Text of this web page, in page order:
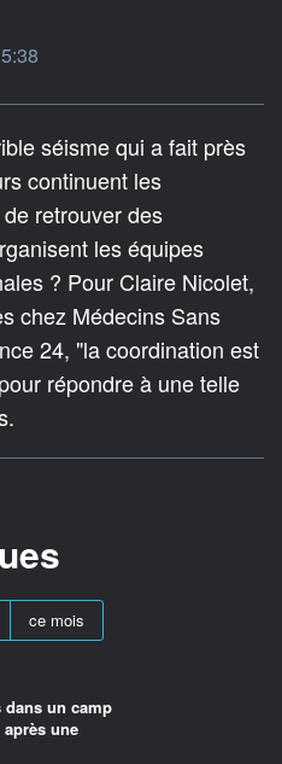
séisme qui a fait près
continuent les
retrouver des
les équipes
? Pour Claire Nicolet,
chez Médecins Sans
24, "la coordination est
répondre à une telle
ce mois
dans un camp
une